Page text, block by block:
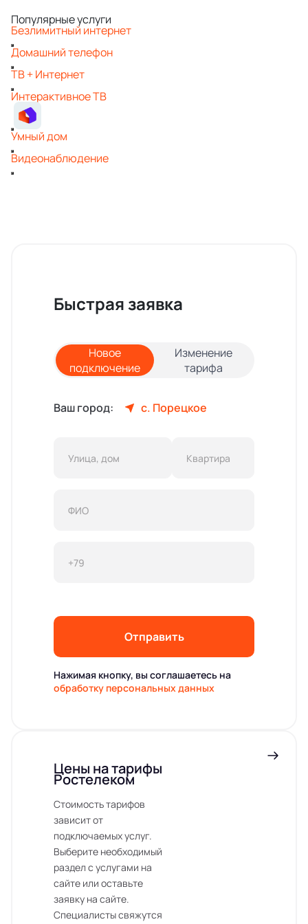
Популярные услуги
Безлимитный интернет
Домашний телефон
ТВ + Интернет
Интерактивное ТВ
Умный дом
Видеонаблюдение
Быстрая заявка
Новое
подключение
Изменение
тарифа
Ваш город: с. Порецкое
Отправить
Нажимая кнопку, вы соглашаетесь на
обработку персональных данных
Цены на тарифы
Ростелеком
Стоимость тарифов
зависит от
подключаемых услуг.
Выберите необходимый
раздел с услугами на
сайте или оставьте
заявку на сайте.
Специалисты свяжутся